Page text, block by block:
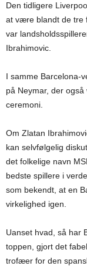
Den tidligere
at være blandt de tre
var
Ibrahimovic.
I samme Barcelona-
på Neymar, der
ceremoni.
Om Zlatan
kan selvfølgelig
det folkelige navn
bedste spillere i
som bekendt, at en
virkelighed igen.
Uanset hvad, så har
toppen, gjort det
trofæer for den